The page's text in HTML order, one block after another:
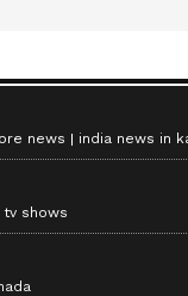
news india news in
tv shows